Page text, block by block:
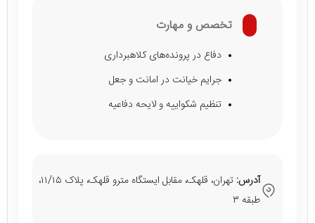
تخصص و مهارت
دفاع در پرونده‌های کلاهبرداری
جرایم خیانت در امانت و جعل
تنظیم شکواییه و لایحه دفاعیه
آدرس:
تهران، قلهک، مقابل ایستگاه مترو قلهک، پلاک ۱۱/۱۵،
طبقه ۳